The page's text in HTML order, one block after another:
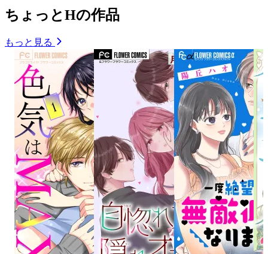
ちょっとHの作品
もっと見る